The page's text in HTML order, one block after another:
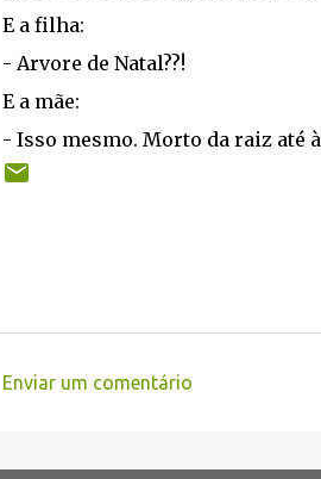
E a filha:
- Arvore de Natal??!
E a mãe:
- Isso mesmo. Morto da raiz até
Enviar um comentário